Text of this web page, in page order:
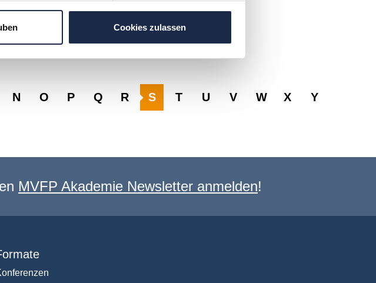
Cookies zulassen
besten Anwälte 2020
& Medien.
N O P Q R S T U V W X Y
MVFP Akademie Newsletter anmelden!